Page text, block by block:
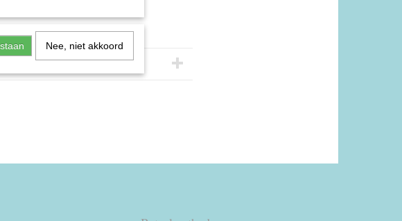
er weer makkelijk uit te halen
Nee, niet akkoord